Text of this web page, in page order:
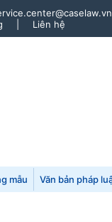
Liên hệ
mẫu Văn bản pháp